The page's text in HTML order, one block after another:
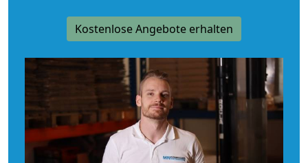
Kostenlose Angebote erhalten